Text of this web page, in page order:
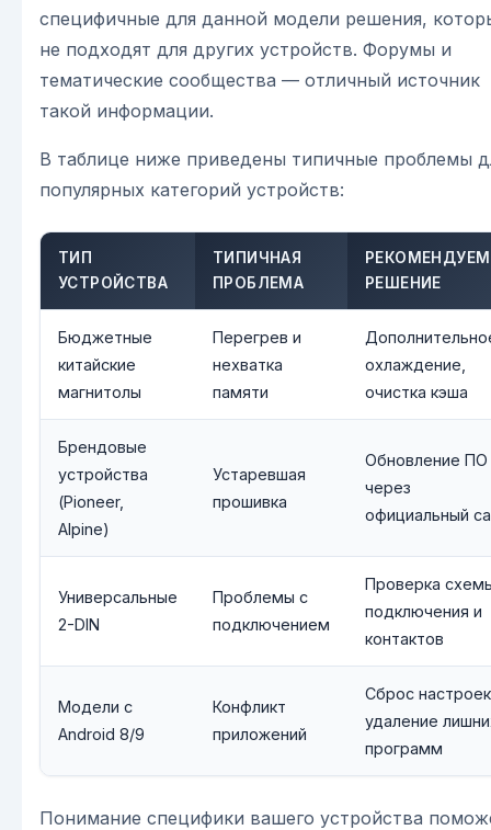
специфичные для данной модели решения,
не подходят для других устройств. Форумы и
тематические сообщества — отличный источник
такой информации.
В таблице ниже приведены типичные проблемы
популярных категорий устройств:
ТИП
УСТРОЙСТВА
ТИПИЧНАЯ
ПРОБЛЕМА
РЕШЕНИЕ
Бюджетные
китайские
магнитолы
Перегрев и
нехватка
памяти
охлаждение,
очистка кэша
Брендовые
устройства
(Pioneer,
Alpine)
Устаревшая
прошивка
Обновление ПО
через
официальный
Универсальные
2-DIN
Проблемы с
подключением
Проверка
подключения и
контактов
Модели с
Android 8/9
Конфликт
приложений
Сброс
удаление
программ
Понимание специфики вашего устройства